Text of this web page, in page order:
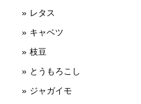
レタス
キャベツ
枝豆
とうもろこし
ジャガイモ